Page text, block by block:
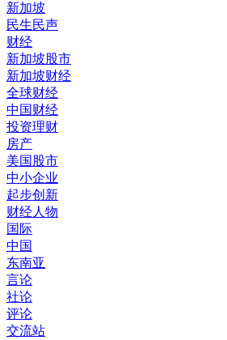
新加坡
民生民声
财经
新加坡股市
新加坡财经
全球财经
中国财经
投资理财
房产
美国股市
中小企业
起步创新
财经人物
国际
中国
东南亚
言论
社论
评论
交流站